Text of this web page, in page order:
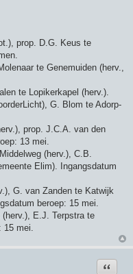
prop. D.G. Keus te
te Genemuiden (herv.,
te Lopikerkapel (herv.).
G. Blom te Adorp-
prop. J.C.A. van den
13 mei.
(herv.), C.B.
Elim). Ingangsdatum
G. van Zanden te Katwijk
beroep: 15 mei.
E.J. Terpstra te
15 mei.
Citeer